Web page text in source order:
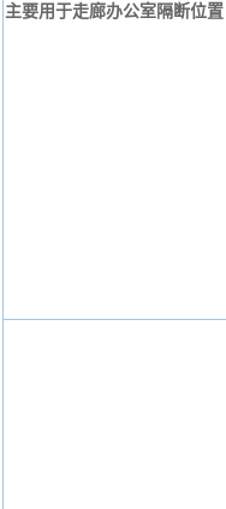
主要用于走廊办公室隔断位置